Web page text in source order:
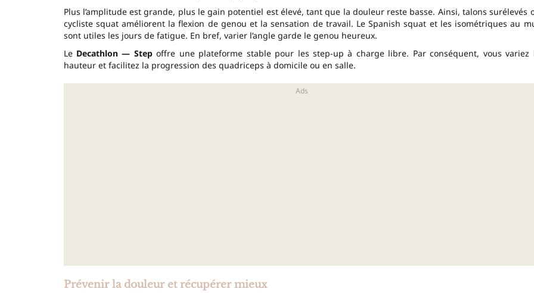
Plus l’amplitude est grande, plus le gain potentiel est élevé, tant que la douleur reste basse. Ainsi, talons surélevés
cycliste squat améliorent la flexion de genou et la sensation de travail. Le Spanish squat et les isométriques au
sont utiles les jours de fatigue. En bref, varier l’angle garde le genou heureux.
Le Decathlon — Stepoffre une plateforme stable pour les step-up à charge libre. Par conséquent, vous variez
hauteur et facilitez la progression des quadriceps à domicile ou en salle.
Prévenir la douleur et récupérer mieux